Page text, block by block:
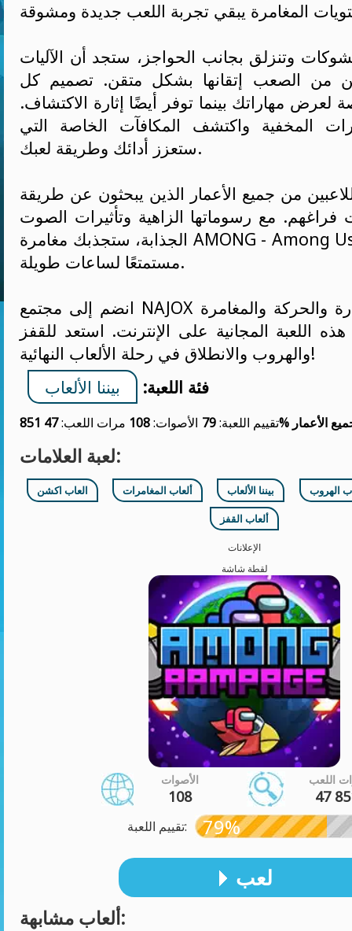
وتنزلق بجانب الحواجز، ستجد أن الآليات
من الصعب إتقانها بشكل متقن. تصميم كل
مهاراتك بينما توفر أيضًا إثارة الاكتشاف.
المخفية واكتشف المكافآت الخاصة التي
ستعزز أدائك وطريقة لعبك.
للاعبين من جميع الأعمار الذين يبحثون عن طريقة
مع رسوماتها الزاهية وتأثيرات الصوت
الجذابة، ستجذبك مغامرة AMONG - Among Us بالتأكيد وستبقيك
مستمتعًا لساعات طويلة.
انضم إلى مجتمع NAJOX اليوم، واختبر الإثارة والحركة والمغامرة
اللعبة المجانية على الإنترنت. استعد للقفز
والهروب والانطلاق في رحلة الألعاب النهائية!
فئة اللعبة:
بيننا الألعاب
مرات اللعب:47 851 الأصوات:108 تقييم اللعبة:79% الأعمار
لعبة العلامات:
العاب اكشن ألعاب المغامرات بيننا الألعاب
الهروب
ألعاب القفز
الإعلانات
لقطة شاشة
الأصوات
108
اللعب
47
تقييم اللعبة: 79%
لعب
ألعاب مشابهة: